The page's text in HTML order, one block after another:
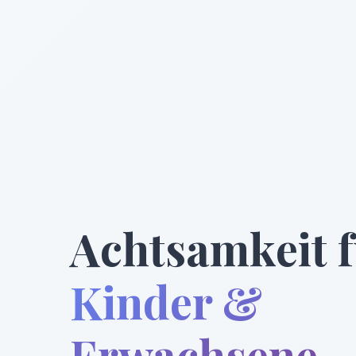
Achtsamkeit
Kinder &